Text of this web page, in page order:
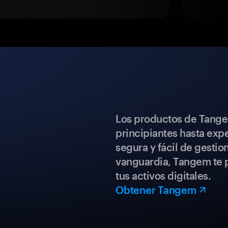
Los productos de
principiantes hasta
segura y fácil de
vanguardia, Tangem
tus activos digitales.
Obtener Tangem